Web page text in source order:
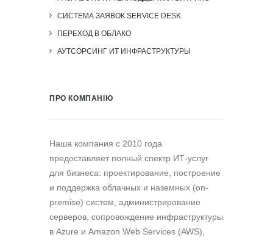
СИСТЕМА ЗАЯВОК SERVICE DESK
ПЕРЕХОД В ОБЛАКО
АУТСОРСИНГ ИТ ИНФРАСТРУКТУРЫ
ПРО КОМПАНІЮ
Наша компания c 2010 года
предоставляет полный спектр ИТ-услуг
для бизнеса: проектирование, построение
и поддержка облачных и наземных (on-
premise) систем, администрирование
серверов, сопровождение инфраструктуры
в Azure и Amazon Web Services (AWS),